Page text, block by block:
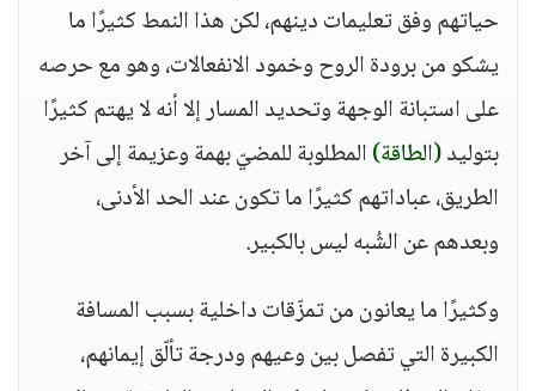
حياتهم وفق تعليمات دينهم، لكن هذا النمط كثيرًا ما
يشكو من برودة الروح وخمود الانفعالات، وهو مع حرصه
على استبانة الوجهة وتحديد المسار إلا أنه لا يهتم كثيرًا
بتوليد(الطاقة)المطلوبة للمضيّ بهمة وعزيمة إلى آخر
الطريق، عباداتهم كثيرًا ما تكون عند الحد الأدنى،
وبعدهم عن الشُبه ليس بالكبير.
وكثيرًا ما يعانون من تمزّقات داخلية بسبب المسافة
الكبيرة التي تفصل بين وعيهم ودرجة تألّق إيمانهم،